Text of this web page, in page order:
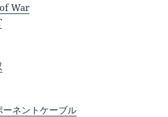
War
ネントケーブル